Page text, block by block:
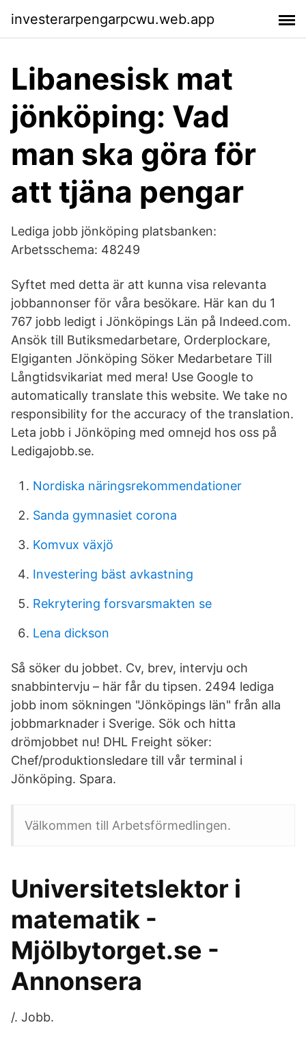
investerarpengarpcwu.web.app
Libanesisk mat
jönköping: Vad
man ska göra för
att tjäna pengar
Lediga jobb jönköping platsbanken:
Arbetsschema: 48249
Syftet med detta är att kunna visa relevanta
jobbannonser för våra besökare. Här kan du 1
767 jobb ledigt i Jönköpings Län på Indeed.com.
Ansök till Butiksmedarbetare, Orderplockare,
Elgiganten Jönköping Söker Medarbetare Till
Långtidsvikariat med mera! Use Google to
automatically translate this website. We take no
responsibility for the accuracy of the translation.
Leta jobb i Jönköping med omnejd hos oss på
Ledigajobb.se.
Nordiska näringsrekommendationer
Sanda gymnasiet corona
Komvux växjö
Investering bäst avkastning
Rekrytering forsvarsmakten se
Lena dickson
Så söker du jobbet. Cv, brev, intervju och
snabbintervju – här får du tipsen. 2494 lediga
jobb inom sökningen "Jönköpings län" från alla
jobbmarknader i Sverige. Sök och hitta
drömjobbet nu! DHL Freight söker:
Chef/produktionsledare till vår terminal i
Jönköping. Spara.
Välkommen till Arbetsförmedlingen.
Universitetslektor i
matematik -
Mjölbytorget.se -
Annonsera
/. Jobb.